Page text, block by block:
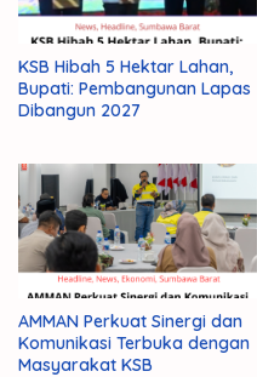
KSB Hibah 5 Hektar Lahan,
Bupati: Pembangunan Lapas
Dibangun 2027
AMMAN Perkuat Sinergi dan
Komunikasi Terbuka dengan
Masyarakat KSB